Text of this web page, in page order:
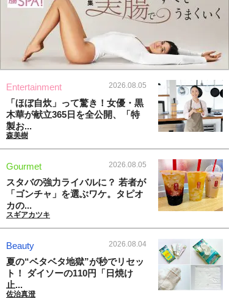
Entertainment 2026.08.05
「ほぼ自炊」って驚き！女優・黒
木華が献立365日を全公開、「特
製お...
森美樹
Gourmet 2026.08.05
スタバの強力ライバルに？ 若者が
「ゴンチャ」を選ぶワケ。タピオ
カの...
スギアカツキ
Beauty 2026.08.04
夏の“ベタベタ地獄”が秒でリセッ
ト！ ダイソーの110円「日焼け
止...
佐治真澄